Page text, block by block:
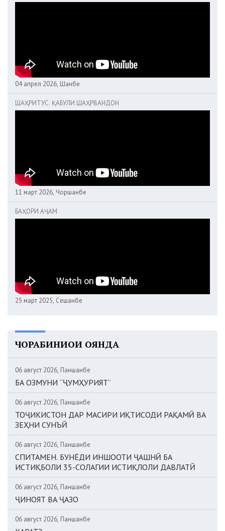
04 апрел 2026, Шанбе
ШАҲРИТУС. ҚАБУЛИ ШАҲРВАНДОН
11 март 2026, Чоршанбе
БАҲОРИ АҶАМ
25 март 2025, Сешанбе
ЧОРАБИНИҲОИ ОЯНДА
06 август 2026, Панҷшанбе
БА ОЗМУНИ “ҶУМҲУРИЯТ”
06 август 2026, Панҷшанбе
ТОҶИКИСТОН ДАР МАСИРИ ИҚТИСОДИ РАҚАМӢ ВА
ЗЕҲНИ СУНЪӢ
06 август 2026, Панҷшанбе
СПИТАМЕН. БУНЁДИ ИНШООТИ ҶАШНӢ БА
ИСТИҚБОЛИ 35-СОЛАГИИ ИСТИҚЛОЛИ ДАВЛАТӢ
06 август 2026, Панҷшанбе
ҶИНОЯТ ВА ҶАЗО
06 август 2026, Панҷшанбе